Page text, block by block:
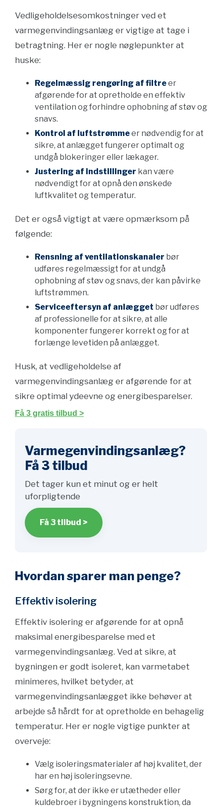
Vedligeholdelsesomkostninger ved et
varmegenvindingsanlæg er vigtige at tage i
betragtning. Her er nogle nøglepunkter at
huske:
Regelmæssig rengøring af filtreer
afgørende for at opretholde en effektiv
ventilation og forhindre ophobning af støv og
snavs.
Kontrol af luftstrømmeer nødvendig for at
sikre, at anlægget fungerer optimalt og
undgå blokeringer eller lækager.
Justering af indstillinger kan være
nødvendigt for at opnå den ønskede
luftkvalitet og temperatur.
Det er også vigtigt at være opmærksom på
følgende:
Rensning af ventilationskanaler bør
udføres regelmæssigt for at undgå
ophobning af støv og snavs, der kan påvirke
luftstrømmen.
Serviceeftersyn af anlægget bør udføres
af professionelle for at sikre, at alle
komponenter fungerer korrekt og for at
forlænge levetiden på anlægget.
Husk, at vedligeholdelse af
varmegenvindingsanlæg er afgørende for at
sikre optimal ydeevne og energibesparelser.
Få 3 gratis tilbud >
Varmegenvindingsanlæg?
Få 3 tilbud
Det tager kun et minut og er helt
uforpligtende
Få 3 tilbud >
Hvordan sparer man penge?
Effektiv isolering
Effektiv isolering er afgørende for at opnå
maksimal energibesparelse med et
varmegenvindingsanlæg. Ved at sikre, at
bygningen er godt isoleret, kan varmetabet
minimeres, hvilket betyder, at
varmegenvindingsanlægget ikke behøver at
arbejde så hårdt for at opretholde en behagelig
temperatur. Her er nogle vigtige punkter at
overveje:
Vælg isoleringsmaterialer af høj kvalitet, der
har en høj isoleringsevne.
Sørg for, at der ikke er utætheder eller
kuldebroer i bygningens konstruktion, da